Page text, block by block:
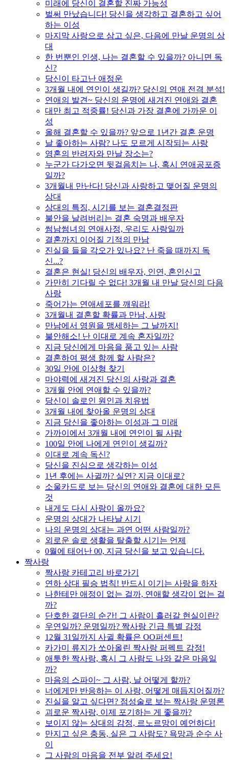
미래에 당신이 결혼할 진짜 가능성
벌써 만났습니다! 당신을 생각하고 결혼하고 싶어
하는 이성
마지막 사랑으로 삼고 싶은, 다음에 만날 운명의 상
대
한 번뿐인 인생, 나는 결혼할 수 있을까? 아니면 독
신?
당신이 타고난 애정운
3개월 내에 연인이 생길까? 당신의 연애 전격 분석!
연애의 발견~ 당신의 운명에 새겨진 연애와 결혼
대만 최고 적중률! 당신과 가장 결혼에 가까운 이
성
올해 결혼할 수 있을까? 앞으로 1년간 결혼 운명
날 좋아하는 사람? 나도 모르게 시작되는 사랑
영혼의 반려자와 만날 장소는?
누군가 다가오면 뒷걸음치는 나, 혹시 연애공포증
일까?
3개월내 만난다! 당신과 사랑하고 맺어질 운명의
상대
상대의 특징, 시기를 보는 결혼결정판
불안을 날려버리는 결혼 숙명과 배우자
썸남썸녀의 연애사정, 우리도 사랑일까
결혼까지 이어질 기적의 만남
진실을 들을 각오가 있나요? 난 죽을 때까지 독
신...?
결혼은 현실! 당신의 배우자, 인연, 혼인신고
가만히 기다릴 수 없다! 3개월 내 만날 당신의 다음
사랑
죽어가는 연애세포를 깨워라!
3개월내 결혼할 확률과 만남, 사랑
만남에서 영원을 맹세하는 그 날까지!
불안해소! 난 이대로 계속 혼자일까?
지금 당신에게 마음을 품고 있는 사람
결혼하여 평생 함께 할 사람은?
30일 안에 이상형 찾기
마야력에 새겨진 당신의 사랑과 결혼
3개월 안에 연애할 수 있을까?
당신이 솔로인 원인과 치유법
3개월 내에 찾아올 운명의 상대
지금 당신을 좋아하는 이성과 그 미래
가까이에서 3개월 내에 연인이 될 사람
100일 안에 나에게 연인이 생길까?
이대로 계속 독신?
당신을 진심으로 생각하는 이성
1년 후에는 사귈까? 실연? 지금 이대로?
소울카드로 보는 당신의 연애와 결혼에 대한 모든
것
내게도 다시 사랑이 올까요?
운명의 상대가 나타날 시기
나의 운명의 상대는 과연 어떤 사람일까?
외로운 솔로 생활을 탈출할 시기는 언제
0월에 태어난 00, 지금 당신을 보고 있습니다.
짝사랑
짝사랑 카테고리 바로가기
연하 상대 필승 법칙! 반드시 이기는 사랑을 하자
나한테만 애정이 없는 걸까, 연애할 생각이 없는 걸
까?
단호한 결단의 순간! 그 사람이 흘러갈 현실이란?
우연일까? 운명일까? 짝사랑 긴급 특별 감정
12월 31일까지 사귈 확률은 OO퍼센트!
카가미 류지가 쏘아올린 짝사랑 퍼펙트 감정!
애틋한 짝사랑, 혹시 그 사람도 나와 같은 마음일
까?
마음의 스파이~ 그 사람, 날 어떻게 할까?
너에게만 반응하는 이 사랑, 어떻게 매듭지어질까?
진실을 알고 싶다면? 점성술로 보는 짝사랑 운명론
괴로운 짝사랑, 이제 포기하는 게 좋을까?
보이지 않는 상대의 감정, 르노르망이 예언하다!
만지고 싶은 충동, 실은 그 사람도? 욕망과 순수 사
이
그 사람의 마음을 전부 알려 주세요!